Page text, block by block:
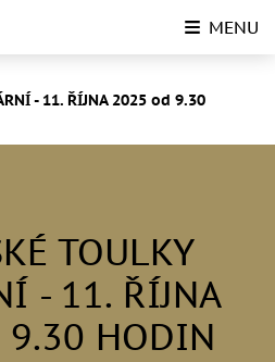
- 11. ŘÍJNA 2025 od 9.30
TOULKY
- 11. ŘÍJNA
HODIN
MENU